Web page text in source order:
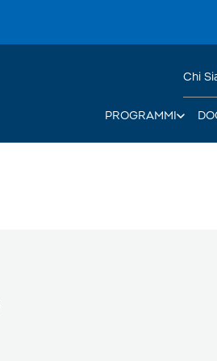
PROGRAMMI
Chi